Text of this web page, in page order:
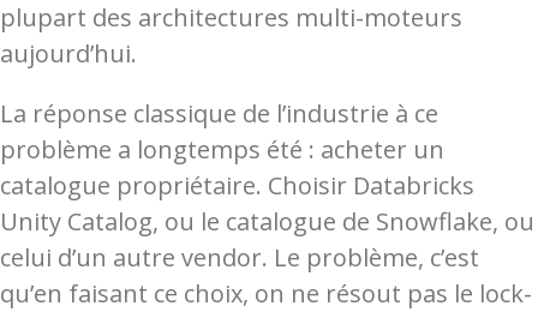
plupart des architectures multi-moteurs
aujourd’hui.
La réponse classique de l’industrie à ce
problème a longtemps été : acheter un
catalogue propriétaire. Choisir Databricks
Unity Catalog, ou le catalogue de Snowflake, ou
celui d’un autre vendor. Le problème, c’est
qu’en faisant ce choix, on ne résout pas le lock-